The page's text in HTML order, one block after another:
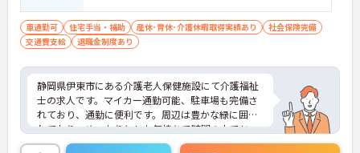
車通勤可 住宅手当・補助 産休･育休･介護休暇取得実績あり
社会保険完備
交通費支給
退職金制度あり
静岡県伊東市にある介護老人保健施設にて介護福祉
士の求人です。マイカー通勤可能、駐車場も完備さ
れており、通勤に便利です。周辺は豊かな緑に囲ま
れており、ゆったりとした気持ちで時間の中でじっ
くりと利用者様と関わることが出来ます。